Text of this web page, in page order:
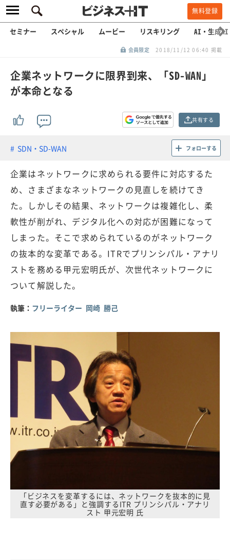
無料登録
セミナー スペシャル ムービー リスキリング AI・生成AI
会員限定 2018/11/12 06:40 掲載
企業ネットワークに限界到来、「SD-WAN」
が本命となる
共有する
SDN・SD-WAN フォローする
企業はネットワークに求められる要件に対応するた
め、さまざまなネットワークの見直しを続けてき
た。しかしその結果、ネットワークは複雑化し、柔
軟性が削がれ、デジタル化への対応が困難になって
しまった。そこで求められているのがネットワーク
の抜本的な変革である。ITRでプリンシパル・アナリ
ストを務める甲元宏明氏が、次世代ネットワークに
ついて解説した。
執筆： フリーライター 岡崎 勝己
「ビジネスを変革するには、ネットワークを抜本的に見
直す必要がある」と強調するITR プリンシパル・アナリ
スト 甲元宏明 氏